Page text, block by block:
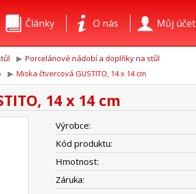
Můj účet
O nás
Články
Porcelánové nádobí a doplňky na stůl
Miska čtvercová GUSTITO, 14 x 14 cm
14 x 14 cm
Výrobce:
Kód produktu:
Hmotnost:
Záruka: